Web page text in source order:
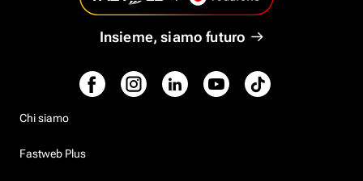
Insieme, siamo futuro
Chi siamo
Fastweb Plus